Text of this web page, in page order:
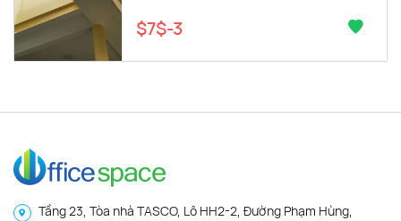
hàng thương mại như: Vietinbank, Vietcombank, BIDV,
Lien Viet Post bank…. tạo điều kiện thuận lợi cho những
công ty, doanh nghiệp đang hoạt động tại đây.
thuê, chủ yếu là văn phòng cho thuê hạng C nhưng điều
kiện làm việc khá tốt. Mức giá cho thuê tại đây đa dạng và
rất hợp lý cho doanh nghiệp, cụ thể như sau:
$7$-3
Tầng 23, Tòa nhà TASCO, Lô HH2-2, Đường Phạm Hùng,